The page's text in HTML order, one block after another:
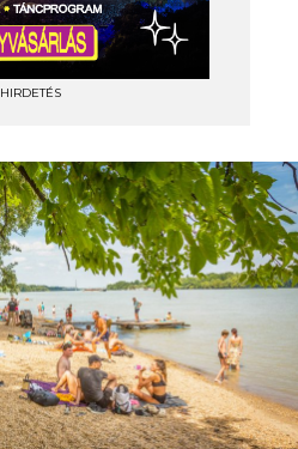
HIRDETÉS